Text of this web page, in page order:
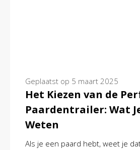
Geplaatst op 5 maart 2025
Het Kiezen van de
Paardentrailer: Wat
Weten
Als je een paard hebt, weet je